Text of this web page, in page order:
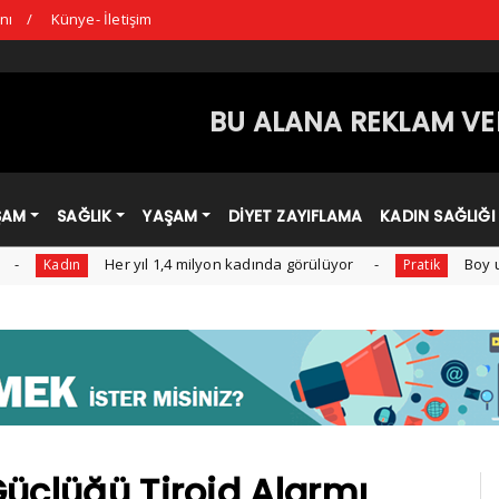
Künye- İletişim
BU ALANA REKLAM
SAĞLIK YAŞAM DİYET ZAYIFLAMA KADIN SAĞLIĞI
Her yıl 1,4 milyon kadında görülüyor Pratik Boy